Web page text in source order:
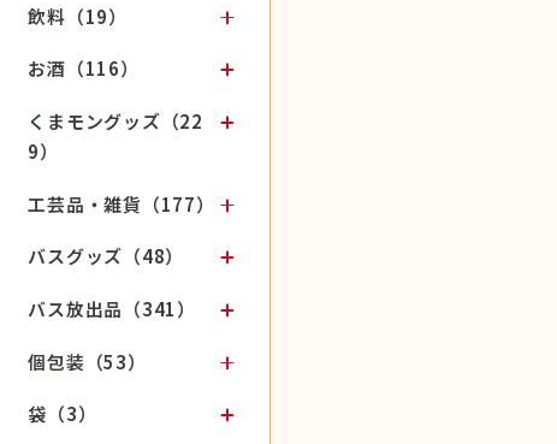
飲料（19）
お酒（116）
くまモングッズ（22
9）
工芸品・雑貨（177）
バスグッズ（48）
バス放出品（341）
個包装（53）
袋（3）